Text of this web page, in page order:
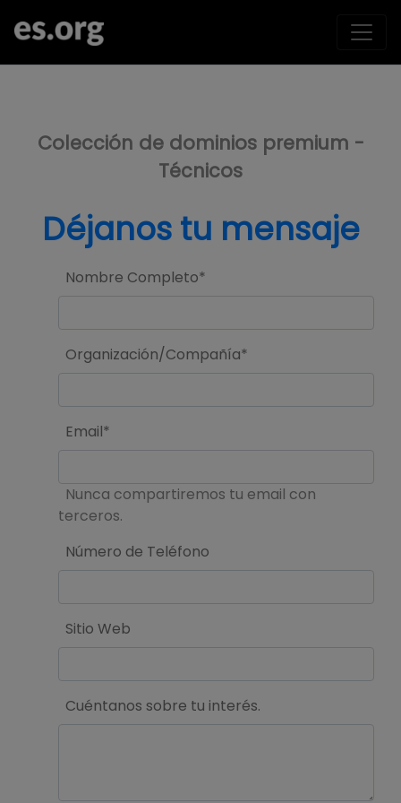
Colección de dominios premium -
Técnicos
Déjanos tu mensaje
Nombre Completo*
Organización/Compañía*
Email*
Nunca compartiremos tu email con
terceros.
Número de Teléfono
Sitio Web
Cuéntanos sobre tu interés.